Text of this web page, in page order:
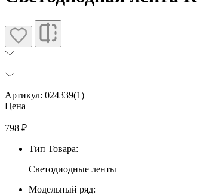
Артикул: 024339(1)
Цена
798 ₽
Тип Товара:
Светодиодные ленты
Модельный ряд: